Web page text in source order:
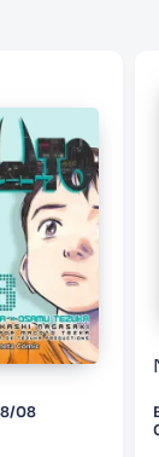
08